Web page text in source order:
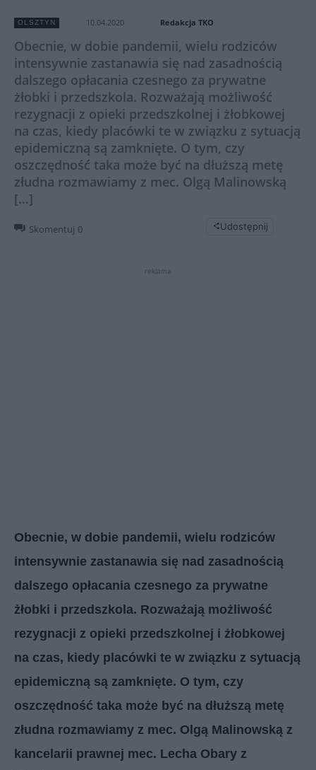
OLSZTYN 10.04.2020 Redakcja TKO
Obecnie, w dobie pandemii, wielu rodziców
intensywnie zastanawia się nad zasadnością
dalszego opłacania czesnego za prywatne
żłobki i przedszkola. Rozważają możliwość
rezygnacji z opieki przedszkolnej i żłobkowej
na czas, kiedy placówki te w związku z sytuacją
epidemiczną są zamknięte. O tym, czy
oszczędność taka może być na dłuższą metę
złudna rozmawiamy z mec. Olgą Malinowską
[…]
Skomentuj 0 Udostępnij
reklama
Obecnie, w dobie pandemii, wielu rodziców
intensywnie zastanawia się nad zasadnością
dalszego opłacania czesnego za prywatne
żłobki i przedszkola. Rozważają możliwość
rezygnacji z opieki przedszkolnej i żłobkowej
na czas, kiedy placówki te w związku z sytuacją
epidemiczną są zamknięte. O tym, czy
oszczędność taka może być na dłuższą metę
złudna rozmawiamy z mec. Olgą Malinowską z
kancelarii prawnej mec. Lecha Obary z